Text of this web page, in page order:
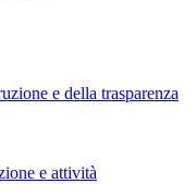
e della trasparenza
e attività